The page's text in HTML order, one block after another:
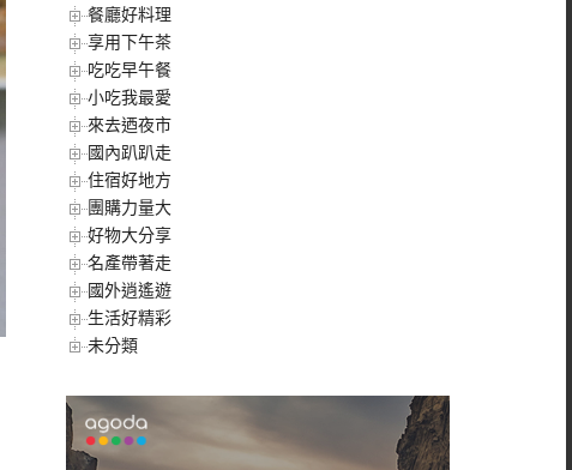
餐廳好料理
享用下午茶
吃吃早午餐
小吃我最愛
來去迺夜市
國內趴趴走
住宿好地方
團購力量大
好物大分享
名產帶著走
國外逍遙遊
生活好精彩
未分類